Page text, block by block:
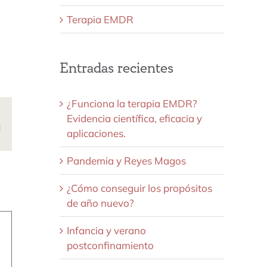
Correo
Terapia EMDR
Entradas recientes
¿Funciona la terapia EMDR?
Evidencia científica, eficacia y
aplicaciones.
Pandemia y Reyes Magos
¿Cómo conseguir los propósitos
de año nuevo?
Infancia y verano
postconfinamiento